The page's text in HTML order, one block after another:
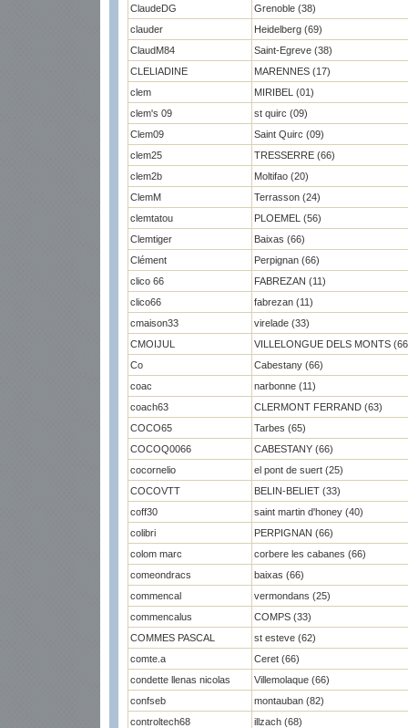
ClaudeDG
Grenoble (38)
clauder
Heidelberg (69)
ClaudM84
Saint-Egreve (38)
CLELIADINE
MARENNES (17)
clem
MIRIBEL (01)
clem's 09
st quirc (09)
Clem09
Saint Quirc (09)
clem25
TRESSERRE (66)
clem2b
Moltifao (20)
ClemM
Terrasson (24)
clemtatou
PLOEMEL (56)
Clemtiger
Baixas (66)
Clément
Perpignan (66)
clico 66
FABREZAN (11)
clico66
fabrezan (11)
cmaison33
virelade (33)
CMOIJUL
VILLELONGUE DELS MONTS
Co
Cabestany (66)
coac
narbonne (11)
coach63
CLERMONT FERRAND (63)
COCO65
Tarbes (65)
COCOQ0066
CABESTANY (66)
cocornelio
el pont de suert (25)
COCOVTT
BELIN-BELIET (33)
coff30
saint martin d'honey (40)
colibri
PERPIGNAN (66)
colom marc
corbere les cabanes (66)
comeondracs
baixas (66)
commencal
vermondans (25)
commencalus
COMPS (33)
COMMES PASCAL
st esteve (62)
comte.a
Ceret (66)
condette llenas nicolas
Villemolaque (66)
confseb
montauban (82)
controltech68
illzach (68)